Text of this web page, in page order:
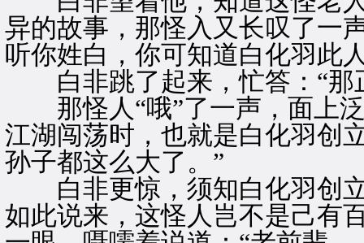
异的故事，那怪入又长叹了一
听你姓白，你可知道白化羽此
白非跳了起来，忙答：“那
那怪人“哦”了一声，面上泛
江湖闯荡时，也就是白化羽创
孙子都这么大了。”
白非更惊，须知白化羽创立
如此说来，这怪人岂不是己有